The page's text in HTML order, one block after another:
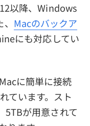
以降、Windows
Macのバックア
にも対応してい
に簡単に接続
ています。スト
5TBが用意されて